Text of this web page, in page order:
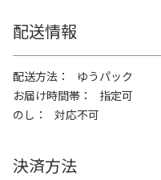
配送情報
配送方法
ゆうパック
お届け時間帯
指定可
のし
対応不可
決済方法